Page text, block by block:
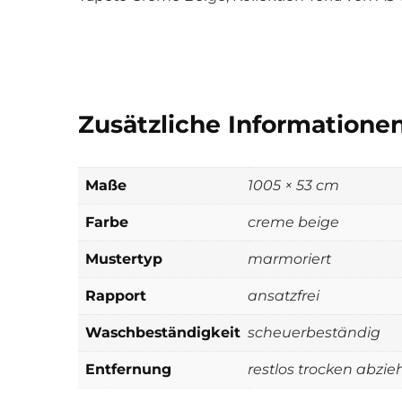
Zusätzliche
Maße 1005 × 53 cm
Farbe creme beige
Mustertyp marmoriert
Rapport ansatzfrei
Waschbeständigkeit scheuerbeständig
Entfernung restlos trocken